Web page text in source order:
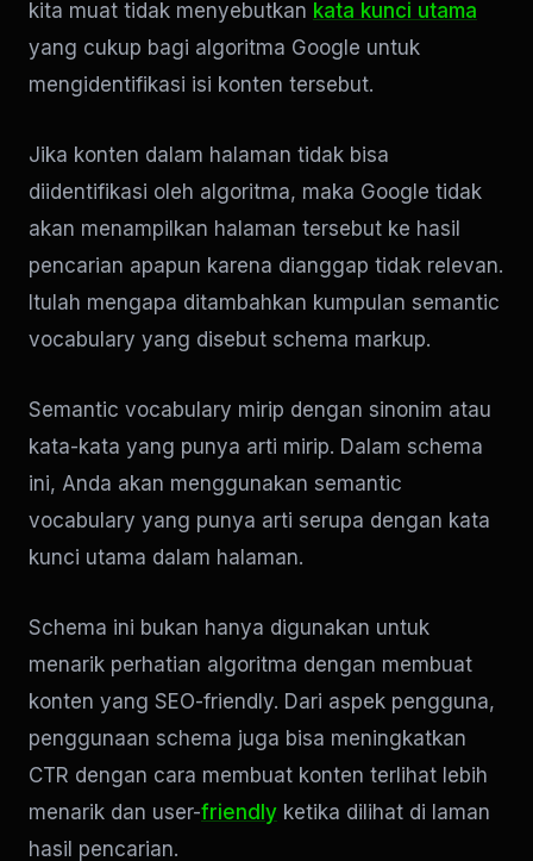
kita muat tidak menyebutkan kata kunci utama
yang cukup bagi algoritma Google untuk
mengidentifikasi isi konten tersebut.
Jika konten dalam halaman tidak bisa
diidentifikasi oleh algoritma, maka Google tidak
akan menampilkan halaman tersebut ke hasil
pencarian apapun karena dianggap tidak relevan.
Itulah mengapa ditambahkan kumpulan semantic
vocabulary yang disebut schema markup.
Semantic vocabulary mirip dengan sinonim atau
kata-kata yang punya arti mirip. Dalam schema
ini, Anda akan menggunakan semantic
vocabulary yang punya arti serupa dengan kata
kunci utama dalam halaman.
Schema ini bukan hanya digunakan untuk
menarik perhatian algoritma dengan membuat
konten yang SEO-friendly. Dari aspek pengguna,
penggunaan schema juga bisa meningkatkan
CTR dengan cara membuat konten terlihat lebih
menarik dan user-friendly ketika dilihat di laman
hasil pencarian.